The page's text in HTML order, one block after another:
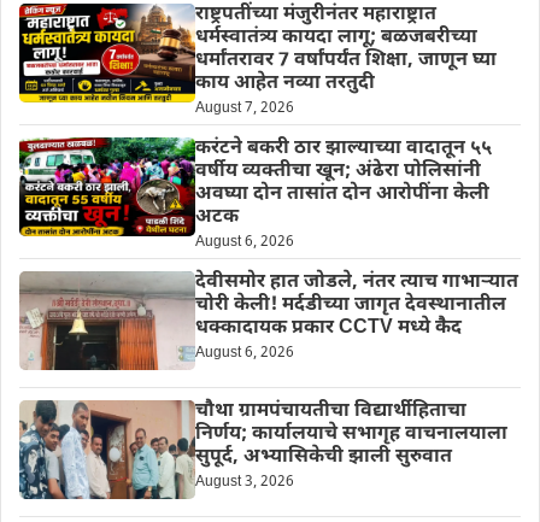
राष्ट्रपतींच्या मंजुरीनंतर महाराष्ट्रात
धर्मस्वातंत्र्य कायदा लागू; बळजबरीच्या
धर्मांतरावर 7 वर्षांपर्यंत शिक्षा, जाणून घ्या
काय आहेत नव्या तरतुदी
August 7, 2026
करंटने बकरी ठार झाल्याच्या वादातून ५५
वर्षीय व्यक्तीचा खून; अंढेरा पोलिसांनी
अवघ्या दोन तासांत दोन आरोपींना केली
अटक
August 6, 2026
देवीसमोर हात जोडले, नंतर त्याच गाभाऱ्यात
चोरी केली! मर्दडीच्या जागृत देवस्थानातील
धक्कादायक प्रकार CCTV मध्ये कैद
August 6, 2026
चौथा ग्रामपंचायतीचा विद्यार्थीहिताचा
निर्णय; कार्यालयाचे सभागृह वाचनालयाला
सुपूर्द, अभ्यासिकेची झाली सुरुवात
August 3, 2026